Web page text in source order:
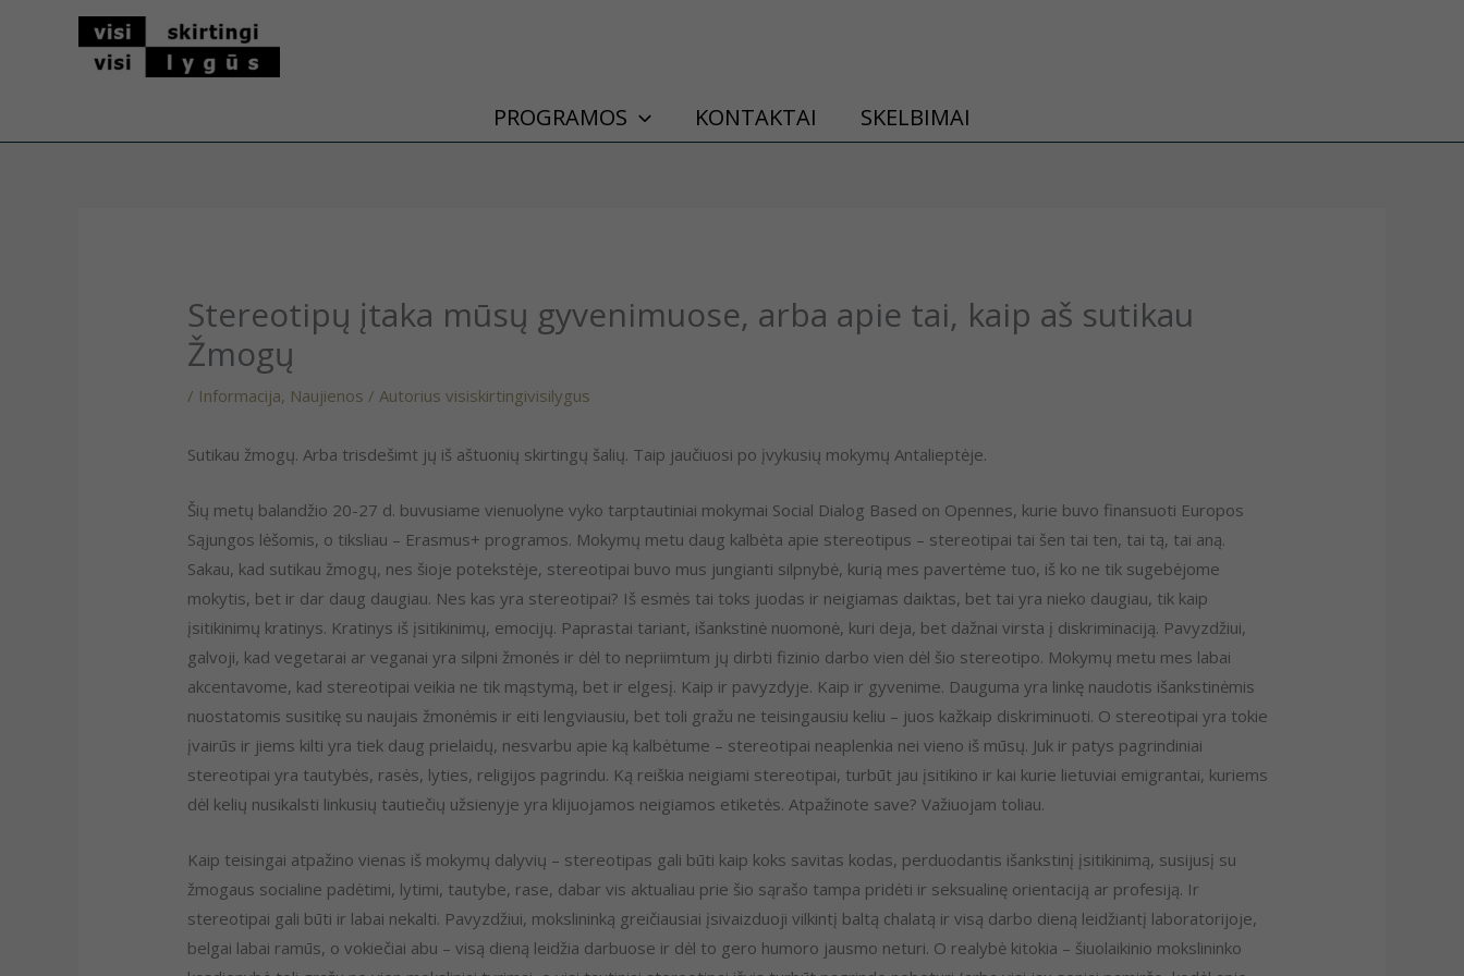
PROGRAMOS KONTAKTAI SKELBIMAI
Stereotipų įtaka mūsų gyvenimuose, arba apie tai, kaip aš sutikau
Žmogų
/ Informacija, Naujienos / Autorius visiskirtingivisilygus
Sutikau žmogų. Arba trisdešimt jų iš aštuonių skirtingų šalių. Taip jaučiuosi po įvykusių mokymų Antalieptėje.
Šių metų balandžio 20-27 d. buvusiame vienuolyne vyko tarptautiniai mokymai Social Dialog Based on Opennes, kurie buvo finansuoti Europos
Sąjungos lėšomis, o tiksliau – Erasmus+ programos. Mokymų metu daug kalbėta apie stereotipus – stereotipai tai šen tai ten, tai tą, tai aną.
Sakau, kad sutikau žmogų, nes šioje potekstėje, stereotipai buvo mus jungianti silpnybė, kurią mes pavertėme tuo, iš ko ne tik sugebėjome
mokytis, bet ir dar daug daugiau. Nes kas yra stereotipai? Iš esmės tai toks juodas ir neigiamas daiktas, bet tai yra nieko daugiau, tik kaip
įsitikinimų kratinys. Kratinys iš įsitikinimų, emocijų. Paprastai tariant, išankstinė nuomonė, kuri deja, bet dažnai virsta į diskriminaciją. Pavyzdžiui,
galvoji, kad vegetarai ar veganai yra silpni žmonės ir dėl to nepriimtum jų dirbti fizinio darbo vien dėl šio stereotipo. Mokymų metu mes labai
akcentavome, kad stereotipai veikia ne tik mąstymą, bet ir elgesį. Kaip ir pavyzdyje. Kaip ir gyvenime. Dauguma yra linkę naudotis išankstinėmis
nuostatomis susitikę su naujais žmonėmis ir eiti lengviausiu, bet toli gražu ne teisingausiu keliu – juos kažkaip diskriminuoti. O stereotipai yra tokie
įvairūs ir jiems kilti yra tiek daug prielaidų, nesvarbu apie ką kalbėtume – stereotipai neaplenkia nei vieno iš mūsų. Juk ir patys pagrindiniai
stereotipai yra tautybės, rasės, lyties, religijos pagrindu. Ką reiškia neigiami stereotipai, turbūt jau įsitikino ir kai kurie lietuviai emigrantai, kuriems
dėl kelių nusikalsti linkusių tautiečių užsienyje yra klijuojamos neigiamos etiketės. Atpažinote save? Važiuojam toliau.
Kaip teisingai atpažino vienas iš mokymų dalyvių – stereotipas gali būti kaip koks savitas kodas, perduodantis išankstinį įsitikinimą, susijusį su
žmogaus socialine padėtimi, lytimi, tautybe, rase, dabar vis aktualiau prie šio sąrašo tampa pridėti ir seksualinę orientaciją ar profesiją. Ir
stereotipai gali būti ir labai nekalti. Pavyzdžiui, mokslininką greičiausiai įsivaizduoji vilkintį baltą chalatą ir visą darbo dieną leidžiantį laboratorijoje,
belgai labai ramūs, o vokiečiai abu – visą dieną leidžia darbuose ir dėl to gero humoro jausmo neturi. O realybė kitokia – šiuolaikinio mokslininko